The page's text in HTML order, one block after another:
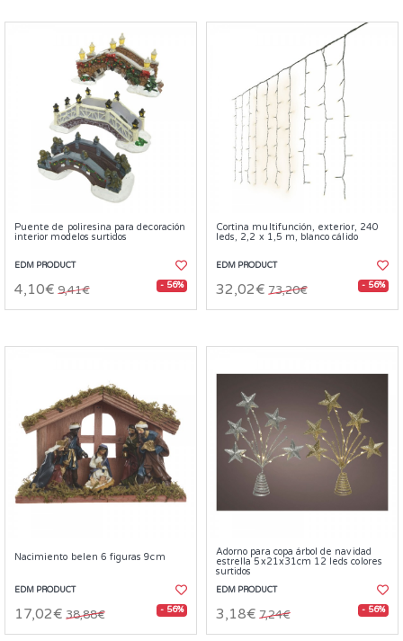
Puente de poliresina para decoración
interior modelos surtidos
EDM PRODUCT
4,10€ 9,41€ - 56%
Cortina multifunción, exterior, 240
leds, 2,2 x 1,5 m, blanco cálido
EDM PRODUCT
32,02€ 73,20€ - 56%
Nacimiento belen 6 figuras 9cm
EDM PRODUCT
17,02€ 38,88€ - 56%
Adorno para copa árbol de navidad
estrella 5x21x31cm 12 leds colores
surtidos
EDM PRODUCT
3,18€ 7,24€ - 56%